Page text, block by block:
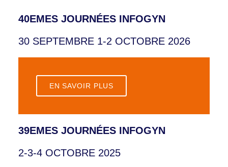
40EMES JOURNÉES INFOGYN
30 SEPTEMBRE 1-2 OCTOBRE 2026
EN SAVOIR PLUS
39EMES JOURNÉES INFOGYN
2-3-4 OCTOBRE 2025